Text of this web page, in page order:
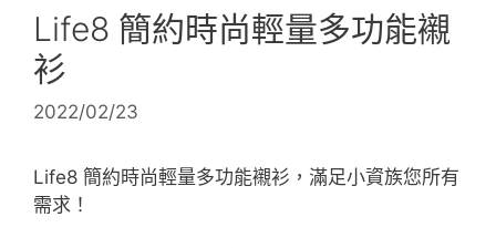
Life8 簡約時尚輕量多功能襯
衫
2022/02/23
Life8 簡約時尚輕量多功能襯衫，滿足小資族您所有
需求！